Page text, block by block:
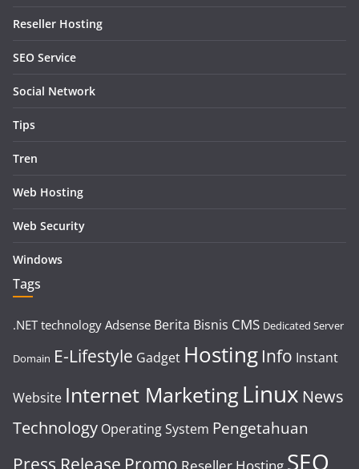
Reseller Hosting
SEO Service
Social Network
Tips
Tren
Web Hosting
Web Security
Windows
Tags
.NET technology Adsense Berita Bisnis CMS Dedicated Server
Domain E-Lifestyle Gadget Hosting Info Instant
Website Internet Marketing Linux News
Technology Operating System Pengetahuan
Press Release Promo SEO